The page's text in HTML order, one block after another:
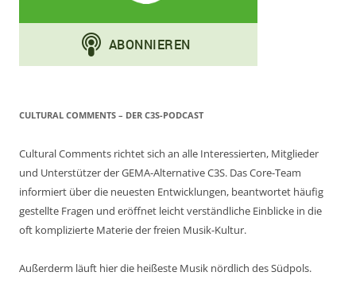
CULTURAL COMMENTS – DER C3S-PODCAST
Cultural Comments richtet sich an alle Interessierten, Mitglieder
und Unterstützer der GEMA-Alternative C3S. Das Core-Team
informiert über die neuesten Entwicklungen, beantwortet häufig
gestellte Fragen und eröffnet leicht verständliche Einblicke in die
oft komplizierte Materie der freien Musik-Kultur.
Außerderm läuft hier die heißeste Musik nördlich des Südpols.